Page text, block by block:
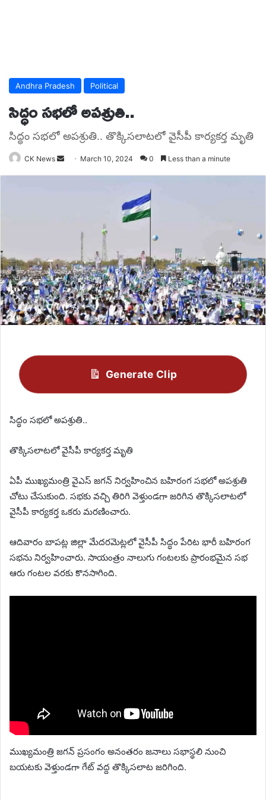
Andhra Pradesh Political
సిద్ధం సభలో అపశ్రుతి..
సిద్ధం సభలో అపశ్రుతి.. తొక్కిసలాటలో వైసీపీ కార్యకర్త మృతి
CK News
Send March 10, 2024 0 Less than a minute
Generate Clip
సిద్ధం సభలో అపశ్రుతి..
తొక్కిసలాటలో వైసీపీ కార్యకర్త మృతి
ఏపీ ముఖ్యమంత్రి వైఎస్‌ జగన్‌ నిర్వహించిన బహిరంగ సభలో అపశ్రుతి
చోటు చేసుకుంది. సభకు వచ్చి తిరిగి వెళ్తుండగా జరిగిన తొక్కిసలాటలో
వైసీపీ కార్యకర్త ఒకరు మరణించారు.
ఆదివారం బాపట్ల జిల్లా మేదరమెట్లలో వైసీపీ సిద్ధం పేరిట భారీ బహిరంగ
సభను నిర్వహించారు. సాయంత్రం నాలుగు గంటలకు ప్రారంభమైన సభ
ఆరు గంటల వరకు కొనసాగింది.
ముఖ్యమంత్రి జగన్ ప్రసంగం అనంతరం జనాలు సభాస్థలి నుంచి
బయటకు వెళ్తుండగా గేట్‌ వద్ద తొక్కిసలాట జరిగింది.